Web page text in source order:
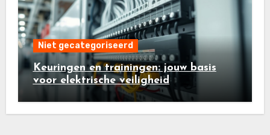
Niet gecategoriseerd
Keuringen en trainingen: jouw basis
voor elektrische veiligheid